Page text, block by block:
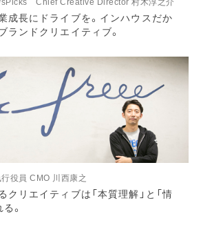
成長にドライブを。インハウスだか
ランドクリエイティブ。
役員 CMO 川西康之
クリエイティブは「本質理解」と「情
。